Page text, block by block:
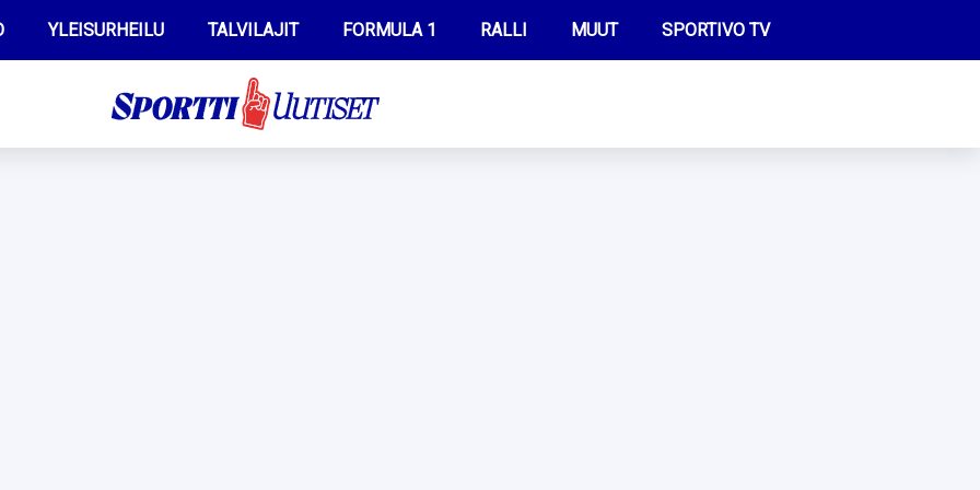
YLEISURHEILU TALVILAJIT FORMULA 1 RALLI MUUT SPORTIVO TV